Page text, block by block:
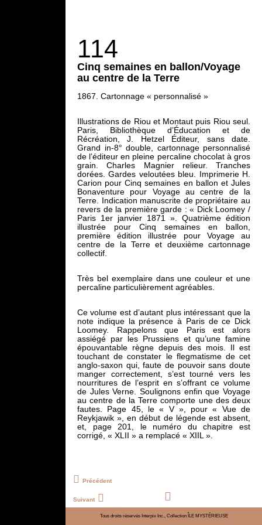
114
Cinq semaines en ballon/Voyage
au centre de la Terre
1867. Cartonnage « personnalisé »
Illustrations de Riou et Montaut puis Riou seul.
Paris, Bibliothèque d’Éducation et de
Récréation, J. Hetzel Éditeur, sans date.
Grand in-8° double, cartonnage personnalisé
de l’éditeur en pleine percaline chocolat à gros
grain. Charles Magnier relieur. Tranches
dorées. Gardes veloutées bleu. Imprimerie H.
Carion pour Cinq semaines en ballon et Jules
Bonaventure pour Voyage au centre de la
Terre. Indication manuscrite de propriétaire au
revers de la première garde : « Dick Loomey /
Paris 1er janvier 1871 ». Quatrième édition
illustrée pour Cinq semaines en ballon,
première édition illustrée pour Voyage au
centre de la Terre et deuxième cartonnage
collectif.
Très bel exemplaire dans une couleur et une
percaline particulièrement agréables.
Ce volume est d’autant plus intéressant que la
note indique la présence à Paris de ce Dick
Loomey. Rappelons que Paris est alors
assiégé par les Prussiens et qu’une famine
épouvantable règne depuis des mois. Il est
touchant de constater le flegmatisme de cet
anglo-saxon qui, faute de pouvoir sans doute
manger correctement, s’est tourné vers les
nourritures de l’esprit en s’offrant ce volume
de Jules Verne. Soulignons enfin que Voyage
au centre de la Terre comporte une des deux
fautes. Page 45, le « V », pour « Vue de
Reykjawik », en début de légende est absent,
et, page 201, le numéro du chapitre est
corrigé, « XLII » a remplacé « XIIL ».
Précédent
Suivant
Tous droits réservés Interpix Inc., Collection ÎLE MYSTÉRIEUSE